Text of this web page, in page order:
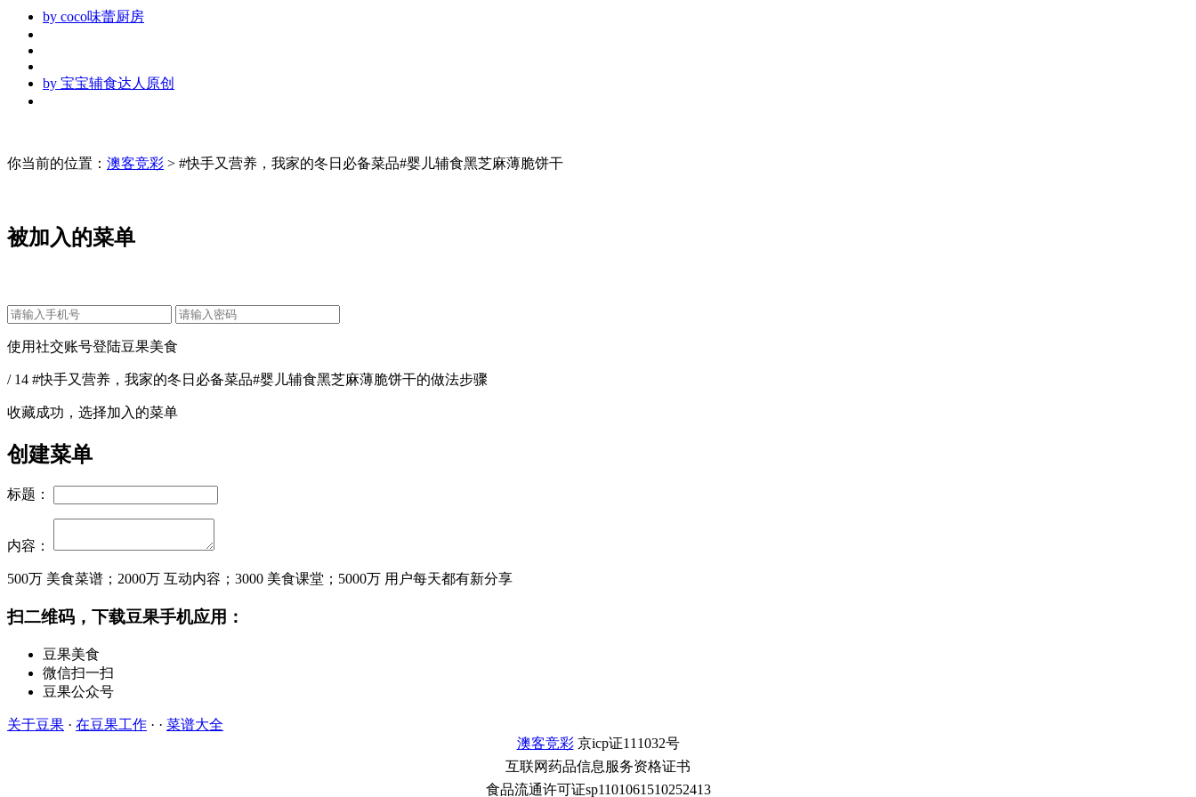
by coco味蕾厨房
by 宝宝辅食达人原创
你当前的位置： 澳客竞彩 > #快手又营养，我家的冬日必备菜品#婴儿辅食黑芝麻薄脆饼干
被加入的菜单
使用社交账号登陆豆果美食
/ 14 #快手又营养，我家的冬日必备菜品#婴儿辅食黑芝麻薄脆饼干的做法步骤
收藏成功，选择加入的菜单
创建菜单
标题：
内容：
500万 美食菜谱； 2000万 互动内容； 3000 美食课堂； 5000万 用户每天都有新分享
扫二维码，下载豆果手机应用：
豆果美食
微信扫一扫
豆果公众号
关于豆果 · 在豆果工作 · · 菜谱大全
澳客竞彩 京icp证111032号
互联网药品信息服务资格证书
食品流通许可证sp1101061510252413